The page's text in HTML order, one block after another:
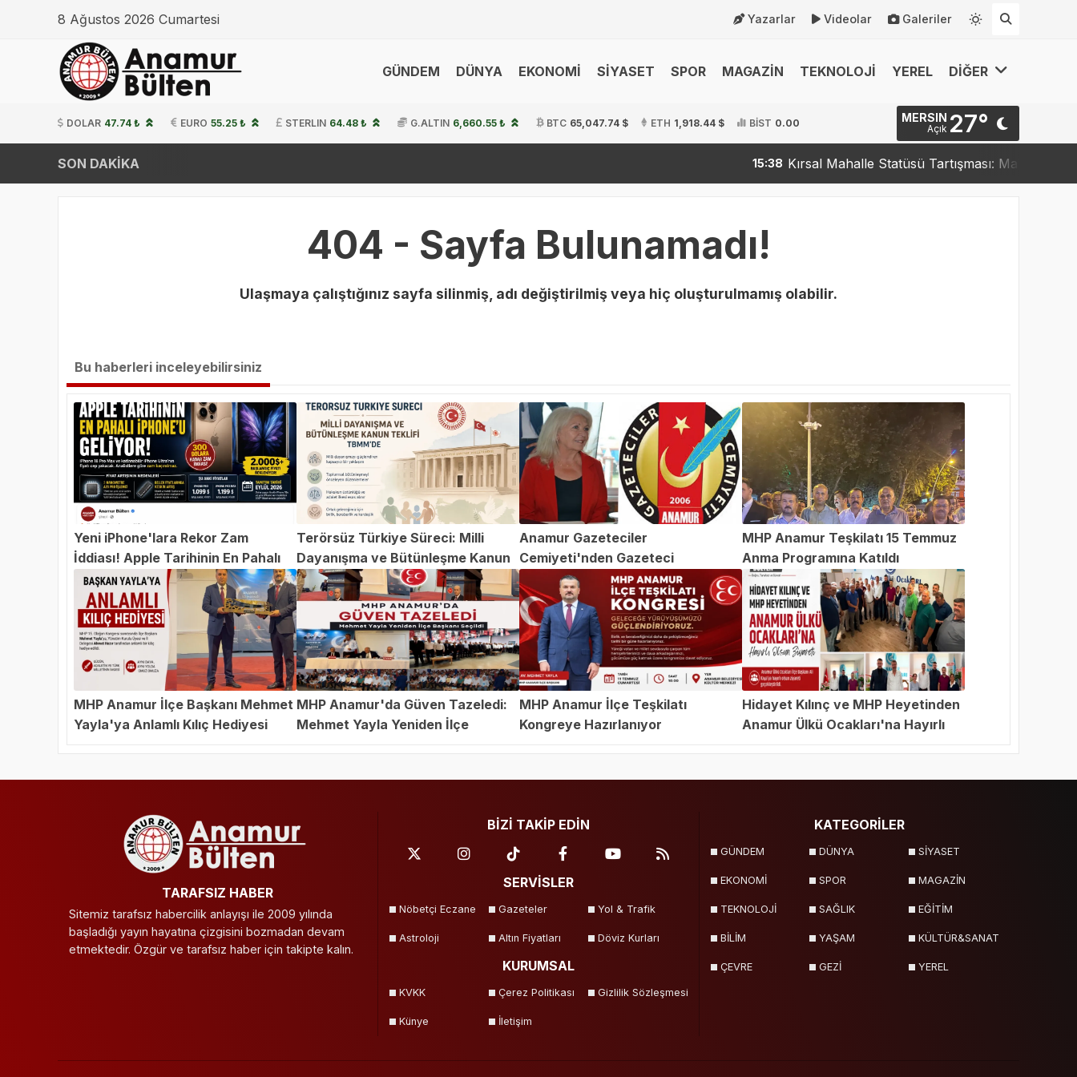
8 Ağustos 2026 Cumartesi Yazarlar Videolar Galeriler
GÜNDEM DÜNYA EKONOMİ SİYASET SPOR MAGAZİN TEKNOLOJİ YEREL DİĞER
DOLAR 47.74 ₺ EURO 55.25 ₺ STERLIN 64.48 ₺ G.ALTIN 6,660.55 ₺ BTC 65,047.74 $ ETH 1,918.44 $ BİST 0.00 MERSIN
Açık 27°
SON DAKİKA 15:38 Kırsal Mahalle Statüsü Tartışması: Mahalleler
404 - Sayfa Bulunamadı!
Ulaşmaya çalıştığınız sayfa silinmiş, adı değiştirilmiş veya hiç oluşturulmamış olabilir.
Bu haberleri inceleyebilirsiniz
Yeni iPhone'lara Rekor Zam
İddiası! Apple Tarihinin En Pahalı
iPhone'u Geliyor
Terörsüz Türkiye Süreci: Milli
Dayanışma ve Bütünleşme Kanun
Teklifi TBMM'de
Anamur Gazeteciler
Cemiyeti'nden Gazeteci
Abdülvahap Şehitoğlu'na Yapılan
Saldırıya Kınama
MHP Anamur Teşkilatı 15 Temmuz
Anma Programına Katıldı
MHP Anamur İlçe Başkanı Mehmet
Yayla'ya Anlamlı Kılıç Hediyesi
MHP Anamur'da Güven Tazeledi:
Mehmet Yayla Yeniden İlçe
MHP Anamur İlçe Teşkilatı
Kongreye Hazırlanıyor
Hidayet Kılınç ve MHP Heyetinden
Anamur Ülkü Ocakları'na Hayırlı
TARAFSIZ HABER
Sitemiz tarafsız habercilik anlayışı ile 2009 yılında
başladığı yayın hayatına çizgisini bozmadan devam
etmektedir. Özgür ve tarafsız haber için takipte kalın.
BİZİ TAKİP EDİN
SERVİSLER
Nöbetçi Eczane Gazeteler Yol & Trafik
Astroloji Altın Fiyatları Döviz Kurları
KURUMSAL
KVKK Çerez Politikası Gizlilik Sözleşmesi
Künye İletişim
KATEGORİLER
GÜNDEM DÜNYA SİYASET
EKONOMİ SPOR MAGAZİN
TEKNOLOJİ SAĞLIK EĞİTİM
BİLİM YAŞAM KÜLTÜR&SANAT
ÇEVRE GEZİ YEREL